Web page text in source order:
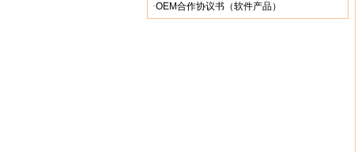
·OEM合作协议书（软件产品）